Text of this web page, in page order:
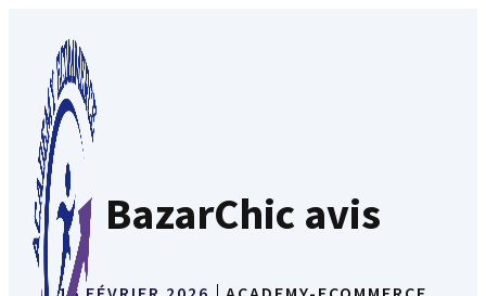
contenu
BazarChic avis